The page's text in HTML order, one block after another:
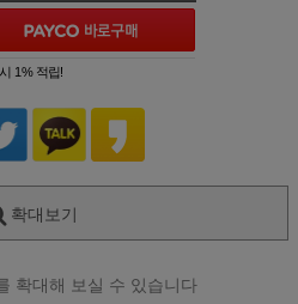
1% 적립!
확대보기
확대해 보실 수 있습니다